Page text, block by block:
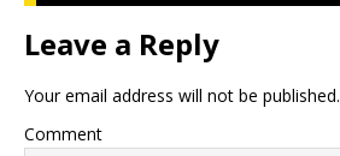
Leave a Reply
Your email address will not be published.
Comment